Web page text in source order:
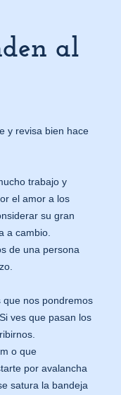
al
y revisa bien hace
trabajo y
el amor a los
su gran
a cambio.
de una persona
que nos pondremos
ves que pasan los
o que
por avalancha
satura la bandeja